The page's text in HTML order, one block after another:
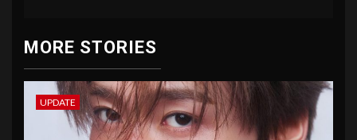
MORE STORIES
UPDATE